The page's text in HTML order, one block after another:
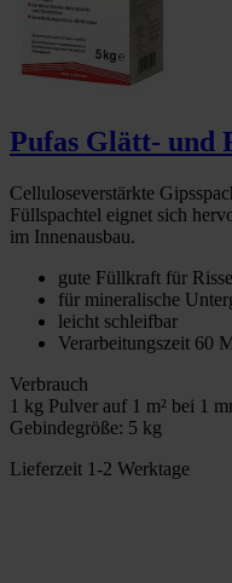
Pufas Glätt- und
Celluloseverstärkte
Füllspachtel eignet sich
im Innenausbau.
gute Füllkraft für
für mineralische
leicht schleifbar
Verarbeitungszeit 60
Verbrauch
1 kg Pulver auf 1 m² bei 1
Gebindegröße: 5 kg
Lieferzeit 1-2 Werktage